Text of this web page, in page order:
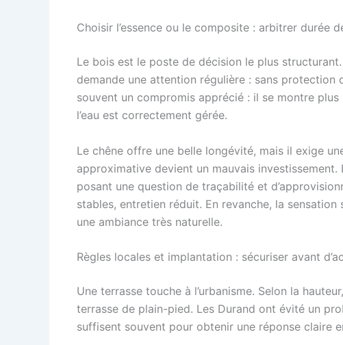
Choisir l’essence ou le composite : arbitrer durée
Le bois est le poste de décision le plus
demande une attention régulière : sans
souvent un compromis apprécié : il se montre
l’eau est correctement gérée.
Le chêne offre une belle longévité, mais il exige
approximative devient un mauvais
posant une question de traçabilité et
stables, entretien réduit. En revanche, la
une ambiance très naturelle.
Règles locales et implantation : sécuriser avant
Une terrasse touche à l’urbanisme. Selon la
terrasse de plain-pied. Les Durand ont évité un
suffisent souvent pour obtenir une réponse claire